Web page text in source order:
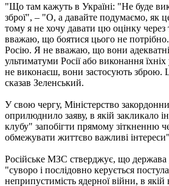
"Що там кажуть в Україні: "Не буде
зброї", – "О, а давайте подумаємо, як
тому я не хочу давати цю оцінку через
вважаю, що боятися цього не
Росію. Я не вважаю, що вони
ультиматуми Росії або виконання
не виконаєш, вони застосують зброю.
сказав Зеленський.
У свою чергу, Міністерство
оприлюднило заяву, в якій закликало
клубу" запобігти прямому зіткненню
обмежувати життєво важливі
Російське МЗС стверджує, що держава
"суворо і послідовно керується
неприпустимість ядерної війни, в